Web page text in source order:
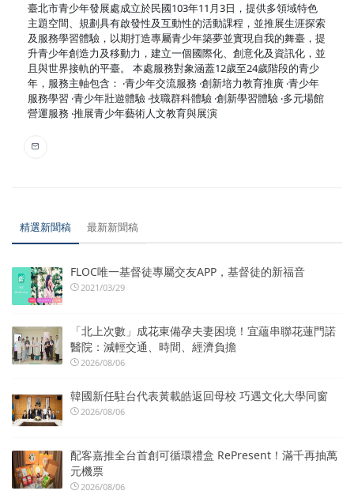
臺北市青少年發展處成立於民國103年11月3日，提供多領域特色
主題空間、規劃具有啟發性及互動性的活動課程，並推展生涯探索
及服務學習體驗，以期打造專屬青少年築夢並實現自我的舞臺，提
升青少年創造力及移動力，建立一個國際化、創意化及資訊化，並
且與世界接軌的平臺。 本處服務對象涵蓋12歲至24歲階段的青少
年，服務主軸包含： ‧青少年交流服務 ‧創新培力教育推廣 ‧青少年
服務學習 ‧青少年壯遊體驗 ‧技職群科體驗 ‧創新學習體驗 ‧多元場館
營運服務 ‧推展青少年藝術人文教育與展演
精選新聞稿 最新新聞稿
FLOC唯一基督徒專屬交友APP，基督徒的新福音
2021/03/29
「北上次數」成花東備孕夫妻困境！宜蘊串聯花蓮門諾
醫院：減輕交通、時間、經濟負擔
2026/08/06
韓國新任駐台代表黃載皓返回母校 巧遇文化大學同窗
2026/08/06
配客嘉推全台首創可循環禮盒 RePresent！滿千再抽萬
元機票
2026/08/06